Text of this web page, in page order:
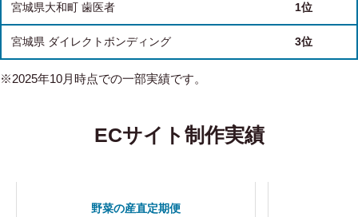
宮城県大和町 歯医者 1位
宮城県 ダイレクトボンディング 3位
※2025年10月時点での一部実績です。
ECサイト制作実績
野菜の産直定期便